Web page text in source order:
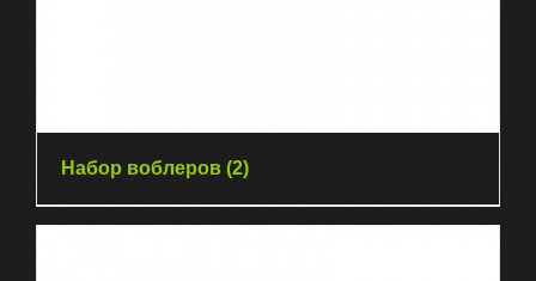
Набор воблеров (2)